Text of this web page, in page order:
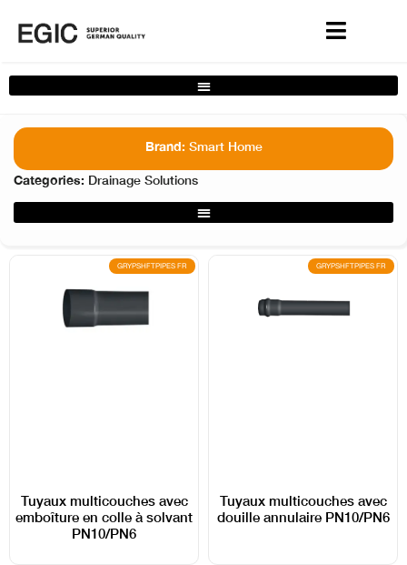
Brand: Smart Home
Categories: Drainage Solutions
Smart Home Filter
GRYPSHFTPIPES FR
Tuyaux multicouches avec
emboîture en colle à solvant
PN10/PN6
GRYPSHFTPIPES FR
Tuyaux multicouches avec
douille annulaire PN10/PN6